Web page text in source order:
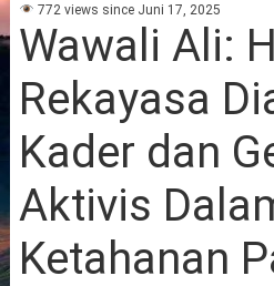
772 views since Juni 17, 2025
Wawali Ali:
Rekayasa
Kader dan
Aktivis
Ketahanan